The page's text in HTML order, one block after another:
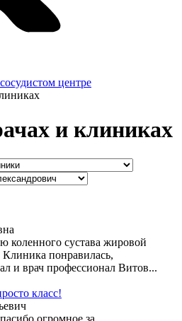
центре
и клиниках
коленного сустава жировой
понравилась,
и врач профессионал Витов...
класс!
огромное за